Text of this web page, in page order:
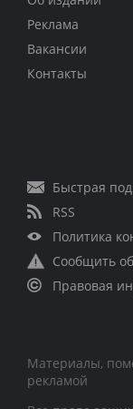
Реклама
Вакансии
Контакты
Быстрая
RSS
Политика
Сообщить
Правовая
Материалы,
рекламой